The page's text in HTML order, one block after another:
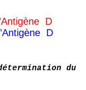
D
D
du